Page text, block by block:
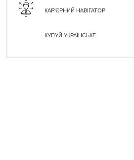
КАР'ЄРНИЙ НАВІГАТОР
КУПУЙ УКРАЇНСЬКЕ